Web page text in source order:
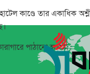
কাণ্ডে তার একাধিক
পাঠানো হয়েছে।